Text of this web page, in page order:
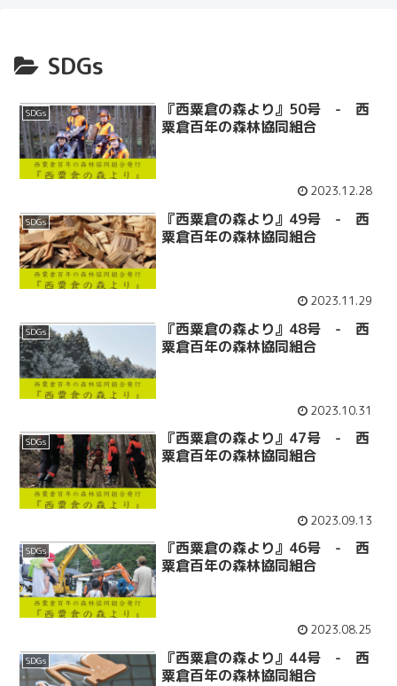
SDGs
SDGs
『西粟倉の森より』50号 - 西
粟倉百年の森林協同組合
2023.12.28
SDGs
『西粟倉の森より』49号 - 西
粟倉百年の森林協同組合
2023.11.29
SDGs
『西粟倉の森より』48号 - 西
粟倉百年の森林協同組合
2023.10.31
SDGs
『西粟倉の森より』47号 - 西
粟倉百年の森林協同組合
2023.09.13
SDGs
『西粟倉の森より』46号 - 西
粟倉百年の森林協同組合
2023.08.25
SDGs
『西粟倉の森より』44号 - 西
粟倉百年の森林協同組合